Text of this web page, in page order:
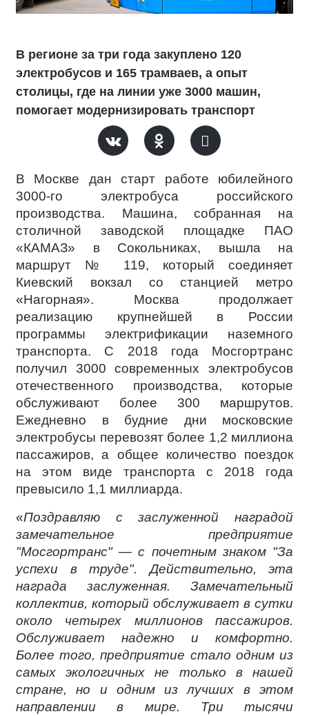
В регионе за три года закуплено 120
электробусов и 165 трамваев, а опыт
столицы, где на линии уже 3000 машин,
помогает модернизировать транспорт
В Москве дан старт работе юбилейного
3000-го электробуса российского
производства. Машина, собранная на
столичной заводской площадке ПАО
«КАМАЗ» в Сокольниках, вышла на
маршрут № 119, который соединяет
Киевский вокзал со станцией метро
«Нагорная». Москва продолжает
реализацию крупнейшей в России
программы электрификации наземного
транспорта. С 2018 года Мосгортранс
получил 3000 современных электробусов
отечественного производства, которые
обслуживают более 300 маршрутов.
Ежедневно в будние дни московские
электробусы перевозят более 1,2 миллиона
пассажиров, а общее количество поездок
на этом виде транспорта с 2018 года
превысило 1,1 миллиарда.
«Поздравляю с заслуженной наградой
замечательное предприятие
"Мосгортранс" — с почетным знаком "За
успехи в труде". Действительно, эта
награда заслуженная. Замечательный
коллектив, который обслуживает в сутки
около четырех миллионов пассажиров.
Обслуживает надежно и комфортно.
Более того, предприятие стало одним из
самых экологичных не только в нашей
стране, но и одним из лучших в этом
направлении в мире. Три тысячи